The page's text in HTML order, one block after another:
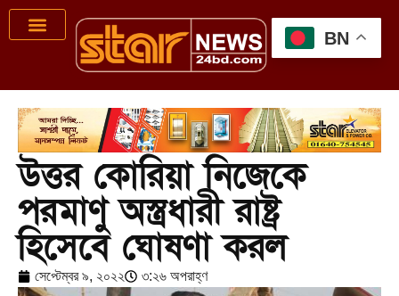
উত্তর কোরিয়া নিজেকে
পরমাণু অস্ত্রধারী রাষ্ট্র
হিসেবে ঘোষণা করল
সেপ্টেম্বর ৯, ২০২২ ৩:২৬ অপরাহ্ণ
BN